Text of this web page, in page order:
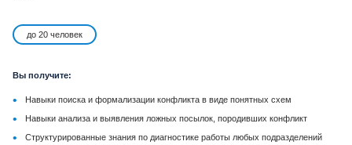
до 20 человек
Вы получите:
• Навыки поиска и формализации конфликта в виде понятных схем
• Навыки анализа и выявления ложных посылок, породивших конфликт
• Структурированные знания по диагностике работы любых подразделений